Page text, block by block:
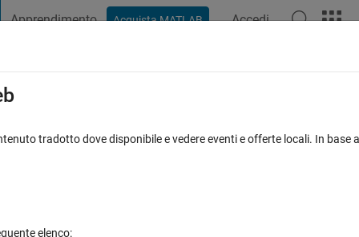
Apprendimento Acquista MATLAB Accedi
inside uitable (table), which is
tradotto dove disponibile e vedere eventi e offerte locali. In
elenco: